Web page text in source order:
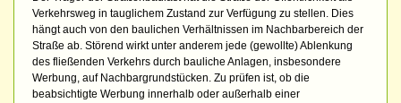
Verkehrsweg in tauglichem Zustand zur Verfügung zu stellen. Dies
hängt auch von den baulichen Verhältnissen im Nachbarbereich der
Straße ab. Störend wirkt unter anderem jede (gewollte) Ablenkung
des fließenden Verkehrs durch bauliche Anlagen, insbesondere
Werbung, auf Nachbargrundstücken. Zu prüfen ist, ob die
beabsichtigte Werbung innerhalb oder außerhalb einer